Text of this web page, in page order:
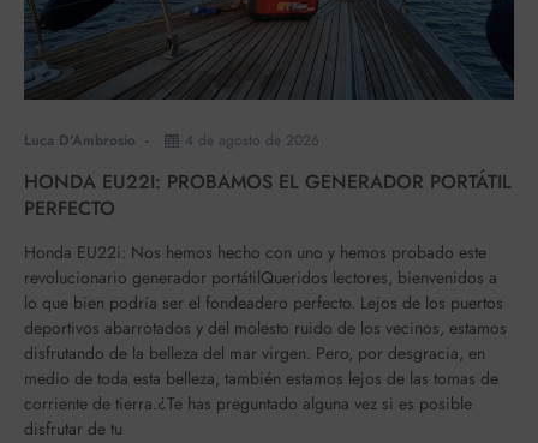
Luca D'Ambrosio 4 de agosto de 2026
HONDA EU22I: PROBAMOS EL GENERADOR PORTÁTIL
PERFECTO
Honda EU22i: Nos hemos hecho con uno y hemos probado este
revolucionario generador portátilQueridos lectores, bienvenidos a
lo que bien podría ser el fondeadero perfecto. Lejos de los puertos
deportivos abarrotados y del molesto ruido de los vecinos, estamos
disfrutando de la belleza del mar virgen. Pero, por desgracia, en
medio de toda esta belleza, también estamos lejos de las tomas de
corriente de tierra.¿Te has preguntado alguna vez si es posible
disfrutar de tu